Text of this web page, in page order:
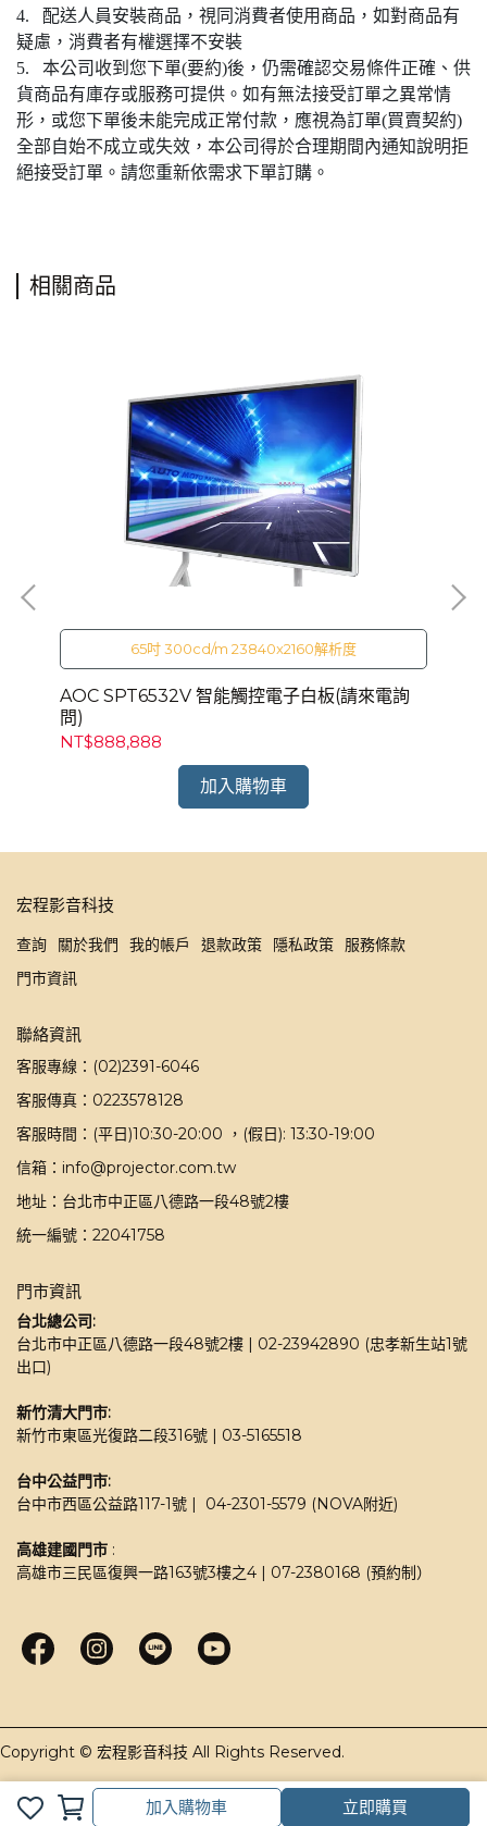
加入購物車 立即購買
4. 配送人員安裝商品，視同消費者使用商品，如對商品有
疑慮，消費者有權選擇不安裝
5. 本公司收到您下單(要約)後，仍需確認交易條件正確、供
貨商品有庫存或服務可提供。如有無法接受訂單之異常情
形，或您下單後未能完成正常付款，應視為訂單(買賣契約)
全部自始不成立或失效，本公司得於合理期間內通知說明拒
絕接受訂單。請您重新依需求下單訂購。
相關商品
65吋 300cd/m 23840x2160解析度
AOC SPT6532V 智能觸控電子白板(請來電詢
問)
NT$888,888
加入購物車
宏程影音科技
查詢 關於我們 我的帳戶 退款政策 隱私政策
服務條款
門市資訊
聯絡資訊
客服專線：(02)2391-6046
客服傳真：0223578128
客服時間：(平日)10:30-20:00 ，(假日): 13:30-19:00
信箱：info@projector.com.tw
地址：台北市中正區八德路一段48號2樓
統一編號：22041758
門市資訊
台北總公司:
台北市中正區八德路一段48號2樓 | 02-23942890 (忠孝新生站1號
出口)
新竹清大門市:
新竹市東區光復路二段316號 | 03-5165518
台中公益門市:
台中市西區公益路117-1號 |  04-2301-5579 (NOVA附近)
高雄建國門市 :
高雄市三民區復興一路163號3樓之4 | 07-2380168 (預約制）